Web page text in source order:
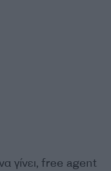
γίνει, free agent